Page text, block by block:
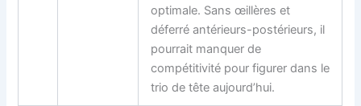
optimale. Sans œillères et
déferré antérieurs-postérieurs, il
pourrait manquer de
compétitivité pour figurer dans le
trio de tête aujourd’hui.